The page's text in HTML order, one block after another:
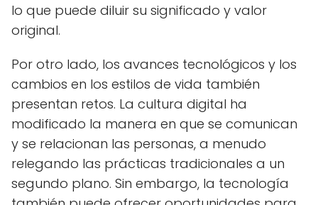
lo que puede diluir su significado y valor
original.
Por otro lado, los avances tecnológicos y los
cambios en los estilos de vida también
presentan retos. La cultura digital ha
modificado la manera en que se comunican
y se relacionan las personas, a menudo
relegando las prácticas tradicionales a un
segundo plano. Sin embargo, la tecnología